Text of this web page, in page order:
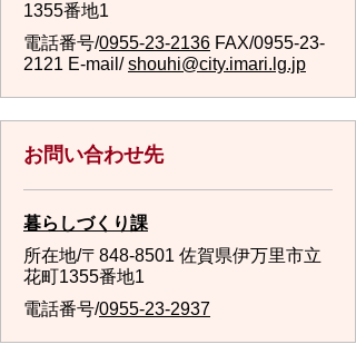
1355番地1
電話番号/0955-23-2136 FAX/0955-23-
2121 E-mail/shouhi@city.imari.lg.jp
お問い合わせ先
暮らしづくり課
所在地/〒848-8501 佐賀県伊万里市立
花町1355番地1
電話番号/0955-23-2937